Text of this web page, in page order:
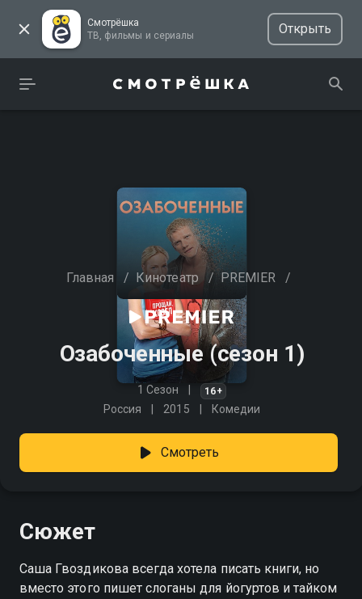
Смотрёшка
ТВ, фильмы и сериалы
Открыть
Главная / Кинотеатр / PREMIER /
Озабоченные (сезон 1)
1 Сезон 16+
Россия 2015 Комедии
Смотреть
Сюжет
Саша Гвоздикова всегда хотела писать книги, но
вместо этого пишет слоганы для йогуртов и тайком